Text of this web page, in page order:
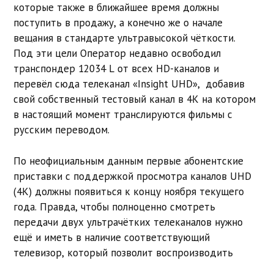
которые также в ближайшее время должны
поступить в продажу, а конечно же о начале
вещания в стандарте ультравысокой чёткости.
Под эти цели Оператор недавно освободил
транспондер 12034 L от всех HD-каналов и
перевёл сюда телеканал «Insight UHD», добавив
свой собственный тестовый канал в 4K на котором
в настоящий момент транслируются фильмы с
русским переводом.
По неофициальным данным первые абонентские
приставки с поддержкой просмотра каналов UHD
(4K) должны появиться к концу ноября текущего
года. Правда, чтобы полноценно смотреть
передачи двух ультрачётких телеканалов нужно
ещё и иметь в наличие соответствующий
телевизор, который позволит воспроизводить